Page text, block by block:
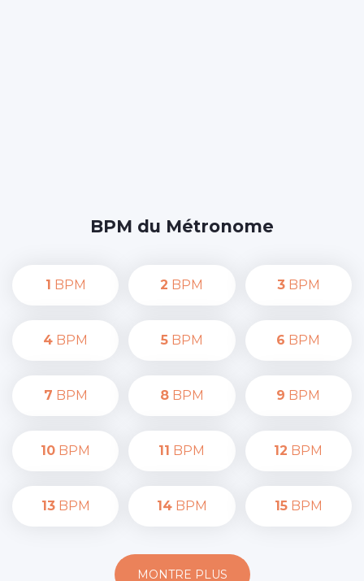
BPM du Métronome
1 BPM 2 BPM 3BPM
4 BPM 5BPM 6 BPM
7 BPM 8BPM 9 BPM
10 BPM 11 BPM 12 BPM
13BPM 14BPM 15BPM
MONTRE PLUS